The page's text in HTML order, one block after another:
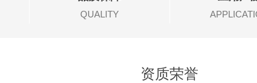
QUALITY
资质荣誉